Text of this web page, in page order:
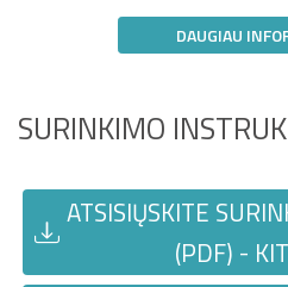
DAUGIAU
SURINKIMO
ATSISIŲSKITE
(PDF) -